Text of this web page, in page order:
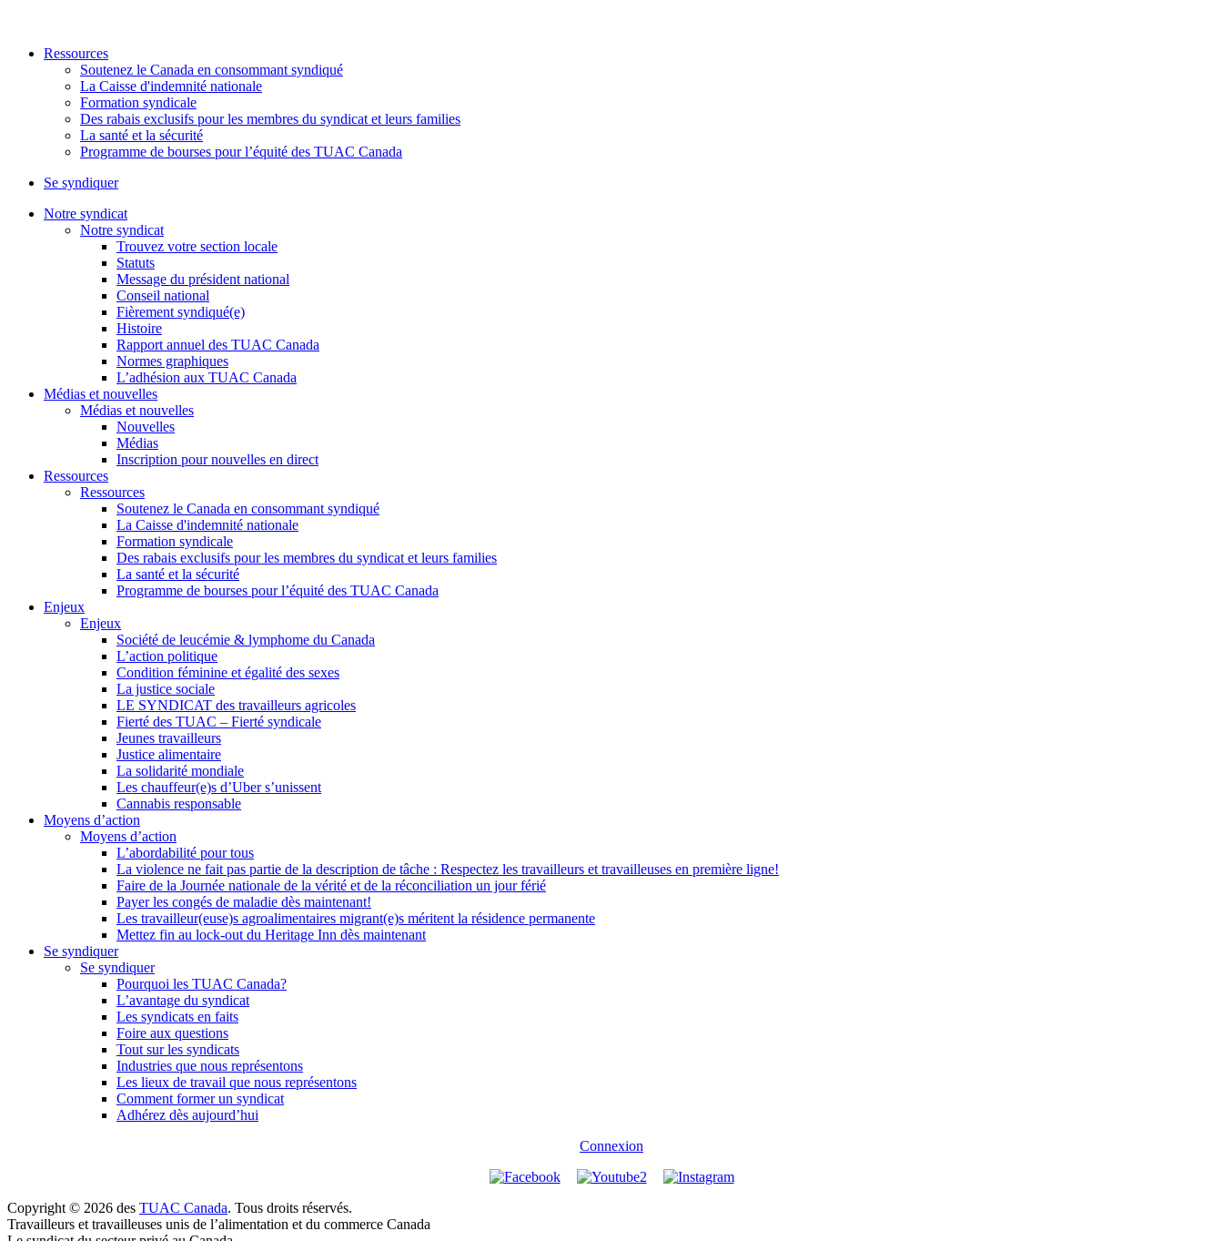
Ressources
Soutenez le Canada en consommant syndiqué
La Caisse d'indemnité nationale
Formation syndicale
Des rabais exclusifs pour les membres du syndicat et leurs families
La santé et la sécurité
Programme de bourses pour l’équité des TUAC Canada
Se syndiquer
Notre syndicat
Notre syndicat
Trouvez votre section locale
Statuts
Message du président national
Conseil national
Fièrement syndiqué(e)
Histoire
Rapport annuel des TUAC Canada
Normes graphiques
L’adhésion aux TUAC Canada
Médias et nouvelles
Médias et nouvelles
Nouvelles
Médias
Inscription pour nouvelles en direct
Ressources
Ressources
Soutenez le Canada en consommant syndiqué
La Caisse d'indemnité nationale
Formation syndicale
Des rabais exclusifs pour les membres du syndicat et leurs families
La santé et la sécurité
Programme de bourses pour l’équité des TUAC Canada
Enjeux
Enjeux
Société de leucémie & lymphome du Canada
L’action politique
Condition féminine et égalité des sexes
La justice sociale
LE SYNDICAT des travailleurs agricoles
Fierté des TUAC – Fierté syndicale
Jeunes travailleurs
Justice alimentaire
La solidarité mondiale
Les chauffeur(e)s d’Uber s’unissent
Cannabis responsable
Moyens d’action
Moyens d’action
L’abordabilité pour tous
La violence ne fait pas partie de la description de tâche : Respectez les travailleurs et travailleuses en première ligne!
Faire de la Journée nationale de la vérité et de la réconciliation un jour férié
Payer les congés de maladie dès maintenant!
Les travailleur(euse)s agroalimentaires migrant(e)s méritent la résidence permanente
Mettez fin au lock-out du Heritage Inn dès maintenant
Se syndiquer
Se syndiquer
Pourquoi les TUAC Canada?
L’avantage du syndicat
Les syndicats en faits
Foire aux questions
Tout sur les syndicats
Industries que nous représentons
Les lieux de travail que nous représentons
Comment former un syndicat
Adhérez dès aujourd’hui
Connexion
Copyright © 2026 des TUAC Canada. Tous droits réservés.
Travailleurs et travailleuses unis de l’alimentation et du commerce Canada